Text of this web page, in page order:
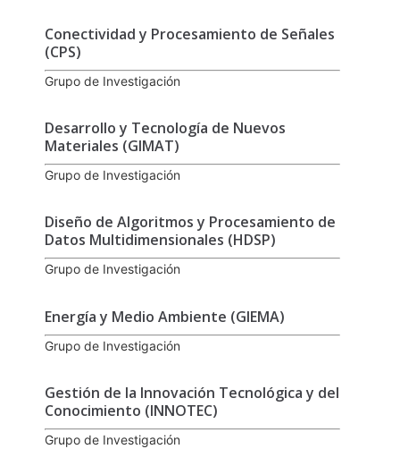
Conectividad y Procesamiento de Señales
(CPS)
Grupo de Investigación
Desarrollo y Tecnología de Nuevos
Materiales (GIMAT)
Grupo de Investigación
Diseño de Algoritmos y Procesamiento de
Datos Multidimensionales (HDSP)
Grupo de Investigación
Energía y Medio Ambiente (GIEMA)
Grupo de Investigación
Gestión de la Innovación Tecnológica y del
Conocimiento (INNOTEC)
Grupo de Investigación